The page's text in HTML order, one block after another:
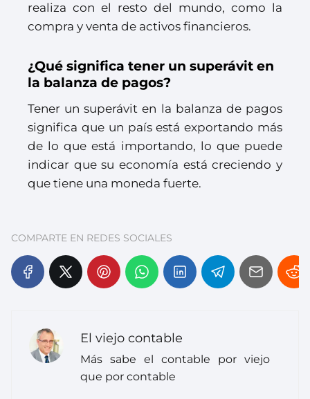
realiza con el resto del mundo, como la
compra y venta de activos financieros.
¿Qué significa tener un superávit en
la balanza de pagos?
Tener un superávit en la balanza de pagos
significa que un país está exportando más
de lo que está importando, lo que puede
indicar que su economía está creciendo y
que tiene una moneda fuerte.
COMPARTE EN REDES SOCIALES
El viejo contable
Más sabe el contable por viejo
que por contable